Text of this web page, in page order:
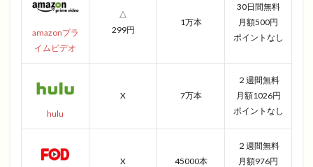
amazonプラ
イムビデオ
△
299円
1万本
30日間無料
月額500円
ポイントなし
hulu
X 7万本
２週間無料
月額1026円
ポイントなし
X 45000本
２週間無料
月額976円